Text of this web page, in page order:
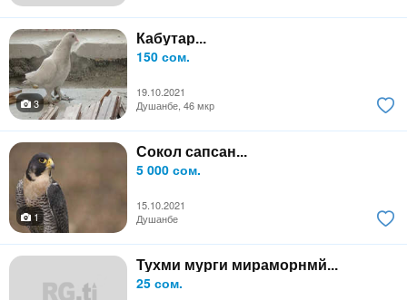
Кабутар...
150 сом.
19.10.2021
3
Душанбе, 46 мкр
Сокол сапсан...
5 000 сом.
15.10.2021
1
Душанбе
Тухми мурги мираморнмй...
25 сом.